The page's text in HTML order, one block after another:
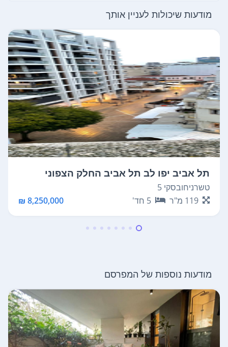
מודעות שיכולות לעניין אותך
תל אביב יפו לב תל אביב החלק הצפוני
טשרניחובסקי 5
119 מ"ר 5 חד' 8,250,000 ₪
מודעות נוספות של המפרסם